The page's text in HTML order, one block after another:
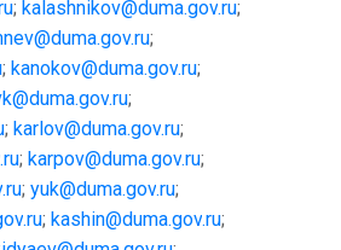
; kalashnikov@duma.gov.ru;
@duma.gov.ru;
; kanokov@duma.gov.ru;
@duma.gov.ru;
; karlov@duma.gov.ru;
.ru; karpov@duma.gov.ru;
.ru; yuk@duma.gov.ru;
.ru; kashin@duma.gov.ru;